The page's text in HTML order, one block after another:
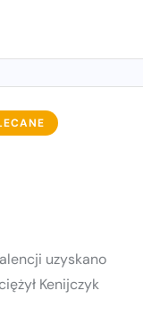
uzyskano
Kenijczyk